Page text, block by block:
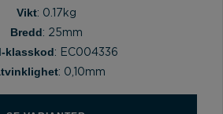
Vikt: 0.17kg
Bredd: 25mm
klasskod: EC004336
: 0,10mm